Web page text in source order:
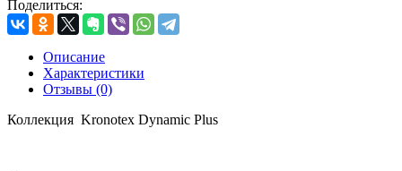
Поделиться:
Описание
Характеристики
Отзывы (0)
Коллекция Kronotex Dynamic Plus